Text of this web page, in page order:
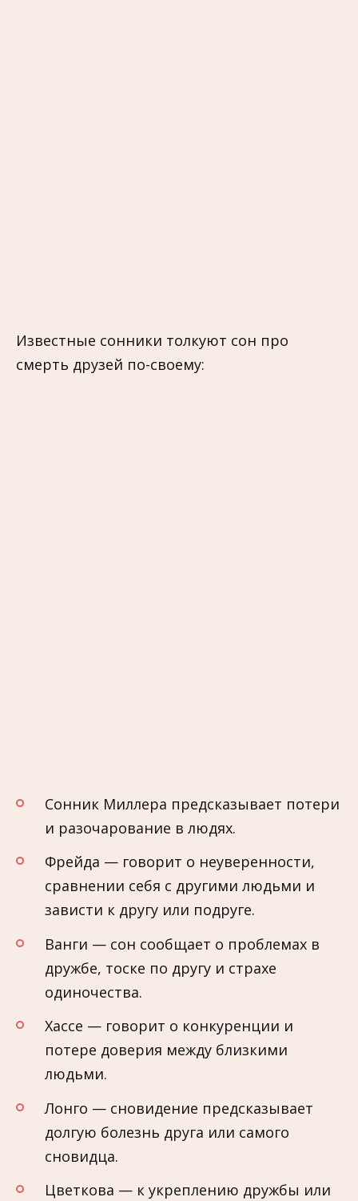
Известные сонники толкуют сон про
смерть друзей по-своему:
Сонник Миллера предсказывает потери
и разочарование в людях.
Фрейда — говорит о неуверенности,
сравнении себя с другими людьми и
зависти к другу или подруге.
Ванги — сон сообщает о проблемах в
дружбе, тоске по другу и страхе
одиночества.
Хассе — говорит о конкуренции и
потере доверия между близкими
людьми.
Лонго — сновидение предсказывает
долгую болезнь друга или самого
сновидца.
Цветкова — к укреплению дружбы или